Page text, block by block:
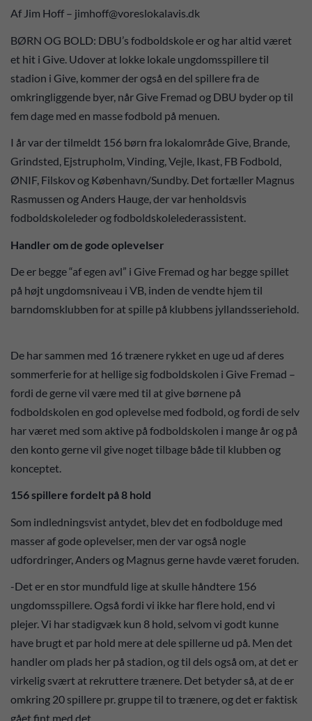
Af Jim Hoff – jimhoff@voreslokalavis.dk
BØRN OG BOLD: DBU’s fodboldskole er og har altid været
et hit i Give. Udover at lokke lokale ungdomsspillere til
stadion i Give, kommer der også en del spillere fra de
omkringliggende byer, når Give Fremad og DBU byder op til
fem dage med en masse fodbold på menuen.
I år var der tilmeldt 156 børn fra lokalområde Give, Brande,
Grindsted, Ejstrupholm, Vinding, Vejle, Ikast, FB Fodbold,
ØNIF, Filskov og København/Sundby. Det fortæller Magnus
Rasmussen og Anders Hauge, der var henholdsvis
fodboldskoleleder og fodboldskolelederassistent.
Handler om de gode oplevelser
De er begge “af egen avl” i Give Fremad og har begge spillet
på højt ungdomsniveau i VB, inden de vendte hjem til
barndomsklubben for at spille på klubbens jyllandsseriehold.
De har sammen med 16 trænere rykket en uge ud af deres
sommerferie for at hellige sig fodboldskolen i Give Fremad –
fordi de gerne vil være med til at give børnene på
fodboldskolen en god oplevelse med fodbold, og fordi de selv
har været med som aktive på fodboldskolen i mange år og på
den konto gerne vil give noget tilbage både til klubben og
konceptet.
156 spillere fordelt på 8 hold
Som indledningsvist antydet, blev det en fodbolduge med
masser af gode oplevelser, men der var også nogle
udfordringer, Anders og Magnus gerne havde været foruden.
-Det er en stor mundfuld lige at skulle håndtere 156
ungdomsspillere. Også fordi vi ikke har flere hold, end vi
plejer. Vi har stadigvæk kun 8 hold, selvom vi godt kunne
have brugt et par hold mere at dele spillerne ud på. Men det
handler om plads her på stadion, og til dels også om, at det er
virkelig svært at rekruttere trænere. Det betyder så, at de er
omkring 20 spillere pr. gruppe til to trænere, og det er faktisk
gået fint med det.